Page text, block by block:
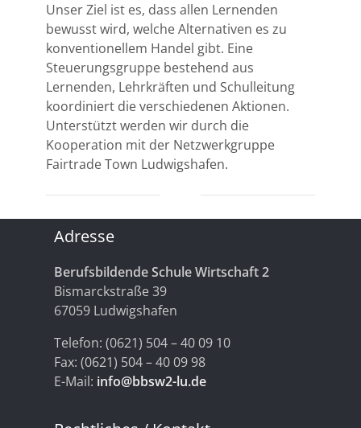
Unser Ziel ist es, dass allen Lernenden
bewusst wird, welche Alternativen es zu
konventionellem Handel gibt. Eine
Steuerungsgruppe bestehend aus
Lernenden, Lehrkräften und Schulleitung
koordiniert die verschiedenen Aktionen.
Unterstützt werden wir durch die
Kooperation mit der Netzwerkgruppe
Fairtrade Town Ludwigshafen.
Adresse
Berufsbildende Schule Wirtschaft 2
Bismarckstraße 39
67059 Ludwigshafen
Telefon: (0621) 504 – 40 09 10
Fax: (0621) 504 – 40 09 98
E-Mail: info@bbsw2-lu.de